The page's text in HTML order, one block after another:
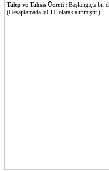
Talep ve Tahsis Ücreti : Başlangıçta bir
(Hesaplamada 50 TL olarak alınmıştır.)